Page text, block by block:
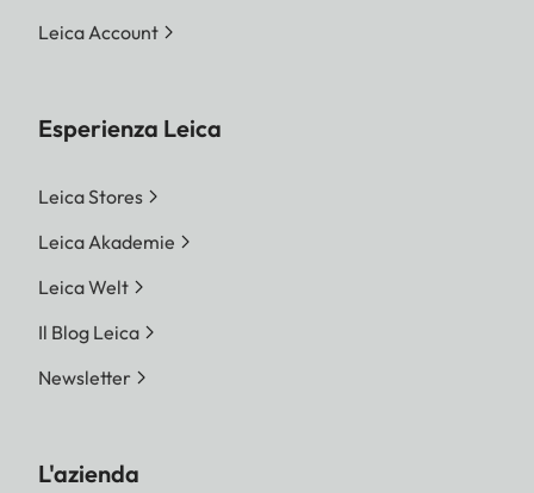
Leica Account
Esperienza Leica
Leica Stores
Leica Akademie
Leica Welt
Il Blog Leica
Newsletter
L'azienda